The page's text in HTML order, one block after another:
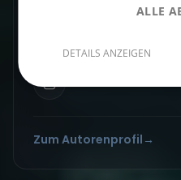
Momente verbindet
Zum Autorenprofil →
ALLE
DETAILS ANZEIGEN